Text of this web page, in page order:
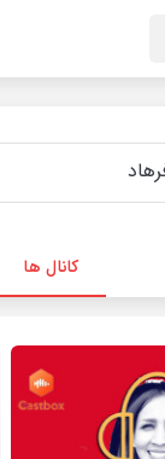
کانال ها